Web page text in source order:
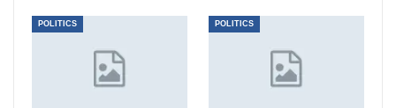
POLITICS POLITICS